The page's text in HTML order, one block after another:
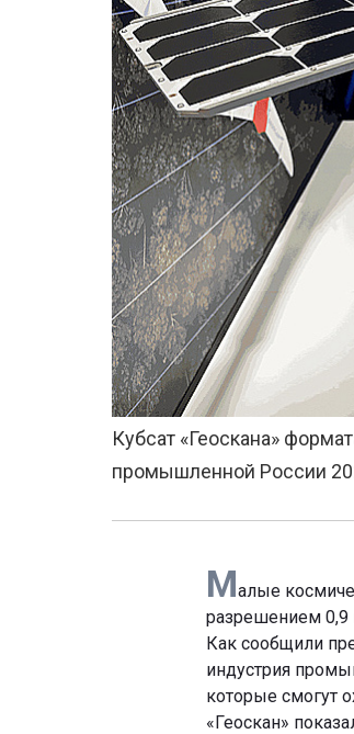
Кубсат «Геоскана»
промышленной России
Малые
разрешением 0,9
Как сообщили
индустрия
которые смогут
«Геоскан»